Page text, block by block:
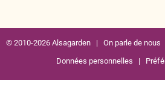
© 2010-2026 Alsagarden | On parle de nous
Données personnelles |